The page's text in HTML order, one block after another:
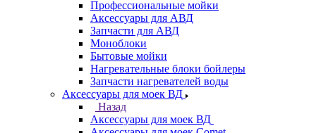
Профессиональные мойки
Аксессуары для АВД
Запчасти для АВД
Моноблоки
Бытовые мойки
Нагревательные блоки бойлеры
Запчасти нагревателей воды
Аксессуары для моек ВД
Назад
Аксессуары для моек ВД